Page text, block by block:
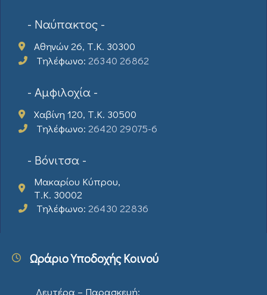
- Ναύπακτος -
Αθηνών 26, Τ.Κ. 30300
Τηλέφωνο: 26340 26862
- Αμφιλοχία -
Χαβίνη 120, Τ.Κ. 30500
Τηλέφωνο: 26420 29075-6
- Βόνιτσα -
Μακαρίου Κύπρου,
Τ.Κ. 30002
Τηλέφωνο: 26430 22836
Ωράριο Υποδοχής Κοινού
Δευτέρα – Παρασκευή: